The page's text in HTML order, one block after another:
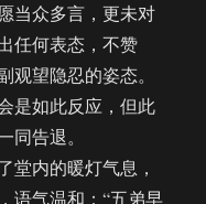
众多言，更未对
任何表态，不赞
观望隐忍的姿态。
如此反应，但此
同告退。
内的暖灯气息，
语气温和：“五弟早